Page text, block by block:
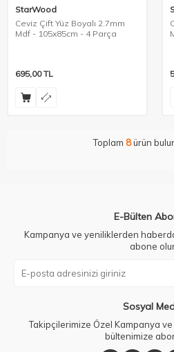
StarWood
Ceviz Çift Yüz Boyalı 2.7mm
Mdf - 105x85cm - 4 Parça
695,00TL
Toplam 8ürün
E-Bülten
Kampanya ve yeniliklerden
abone
Sosyal
Takipçilerimize Özel Kampanya
bültenimize